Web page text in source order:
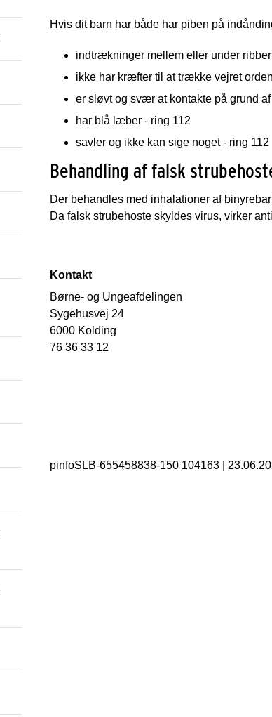
Hvis dit barn har både har piben på
indtrækninger mellem eller under
ikke har kræfter til at trække vejret
er sløvt og svær at kontakte på grund
har blå læber - ring 112
savler og ikke kan sige noget - ring 112
Behandling af falsk
Der behandles med inhalationer af
Da falsk strubehoste skyldes virus, virker
Kontakt
Børne- og Ungeafdelingen
Sygehusvej 24
6000 Kolding
76 36 33 12
pinfoSLB-655458838-150 104163